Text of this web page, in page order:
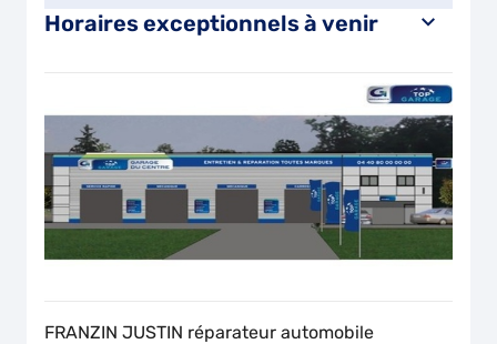
Horaires exceptionnels à venir
FRANZIN JUSTIN réparateur automobile